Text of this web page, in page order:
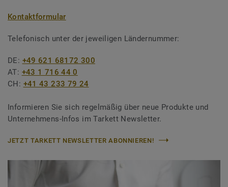
Kontaktformular
Telefonisch unter der jeweiligen Ländernummer:
DE: +49 621 68172 300
AT: +43 1 716 44 0
CH: +41 43 233 79 24
Informieren Sie sich regelmäßig über neue Produkte und
Unternehmens-Infos im Tarkett Newsletter.
JETZT TARKETT NEWSLETTER ABONNIEREN!